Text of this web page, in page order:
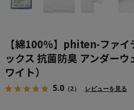
【綿100%】phiten-ファイ
ックス 抗菌防臭 アンダー
ワイト）
5.0 （2） レビューを見る